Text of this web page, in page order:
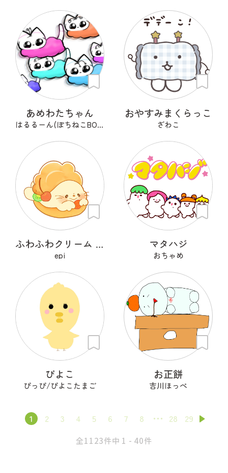
あめわたちゃん
はるるーん(ぽちねこBOOKS)
おやすみまくらっこ
ざわこ
ふわふわクリーム あざらシュー
epi
マタハジ
おちゃめ
ぴよこ
ぴっぴ/ぴよこたまご
お正餅
吉川ほっぺ
1 2 3 4 5 6 7 8 28 29
全1123件中 1 - 40件